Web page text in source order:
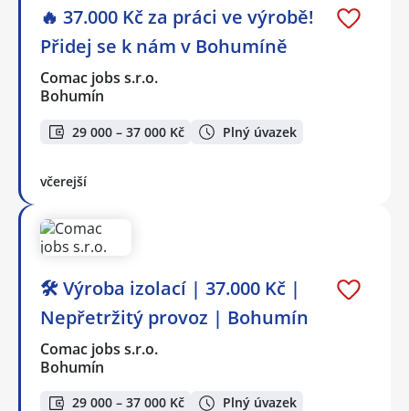
🔥 37.000 Kč za práci ve výrobě!
Přidej se k nám v Bohumíně
Comac jobs s.r.o.
Bohumín
29 000 – 37 000 Kč Plný úvazek
včerejší
🛠️ Výroba izolací | 37.000 Kč |
Nepřetržitý provoz | Bohumín
Comac jobs s.r.o.
Bohumín
29 000 – 37 000 Kč Plný úvazek